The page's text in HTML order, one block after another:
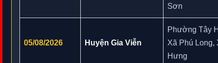
Sơn
05/08/2026 Huyện Gia Viễn
Phường Tây
Xã Phú Long,
Hưng